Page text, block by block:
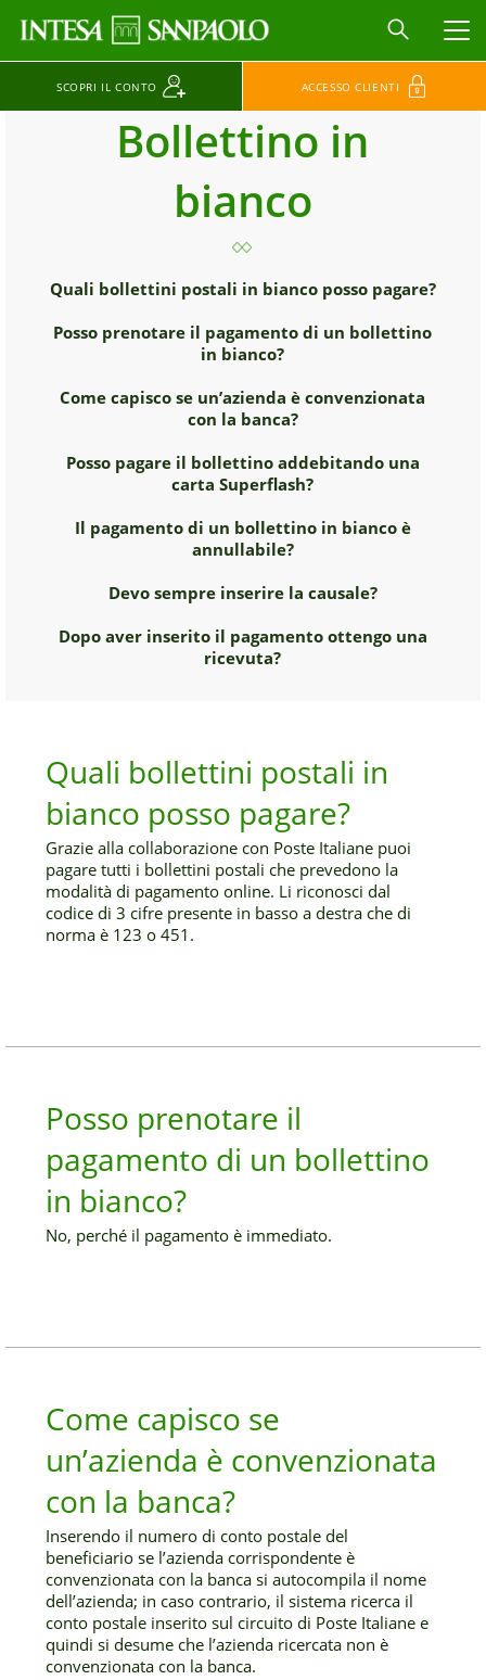
SCOPRI IL CONTO ACCESSO CLIENTI
Bollettino in
bianco
Quali bollettini postali in bianco posso pagare?
Posso prenotare il pagamento di un bollettino
in bianco?
Come capisco se un’azienda è convenzionata
con la banca?
Posso pagare il bollettino addebitando una
carta Superflash?
Il pagamento di un bollettino in bianco è
annullabile?
Devo sempre inserire la causale?
Dopo aver inserito il pagamento ottengo una
ricevuta?
Quali bollettini postali in
bianco posso pagare?
Grazie alla collaborazione con Poste Italiane puoi
pagare tutti i bollettini postali che prevedono la
modalità di pagamento online. Li riconosci dal
codice di 3 cifre presente in basso a destra che di
norma è 123 o 451.
Posso prenotare il
pagamento di un bollettino
in bianco?
No, perché il pagamento è immediato.
Come capisco se
un’azienda è convenzionata
con la banca?
Inserendo il numero di conto postale del
beneficiario se l’azienda corrispondente è
convenzionata con la banca si autocompila il nome
dell’azienda; in caso contrario, il sistema ricerca il
conto postale inserito sul circuito di Poste Italiane e
quindi si desume che l’azienda ricercata non è
convenzionata con la banca.